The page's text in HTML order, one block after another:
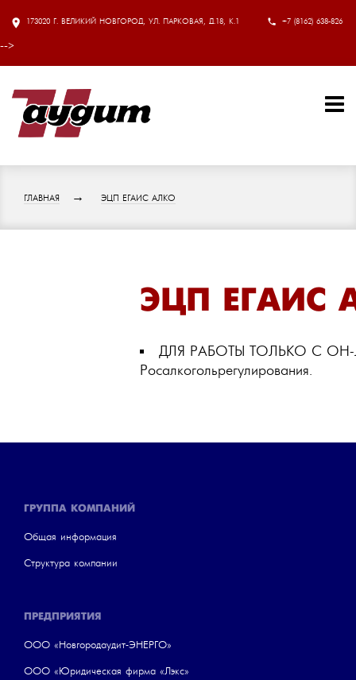
173020 Г. ВЕЛИКИЙ НОВГОРОД, УЛ. ПАРКОВАЯ, Д.18, К.1 +7 (8162) 638-826
-->
ГЛАВНАЯ ЭЦП ЕГАИС АЛКО
ЭЦП ЕГАИС
ДЛЯ РАБОТЫ ТОЛЬКО С ОН-
Росалкогольрегулирования.
ГРУППА КОМПАНИЙ
Общая информация
Структура компании
ПРЕДПРИЯТИЯ
ООО «Новгородаудит-ЭНЕРГО»
ООО «Юридическая фирма «Лэкс»